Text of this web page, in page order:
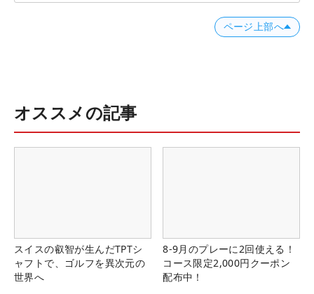
ページ上部へ
オススメの記事
スイスの叡智が生んだTPTシ
ャフトで、ゴルフを異次元の
世界へ
8-9月のプレーに2回使える！
コース限定2,000円クーポン
配布中！